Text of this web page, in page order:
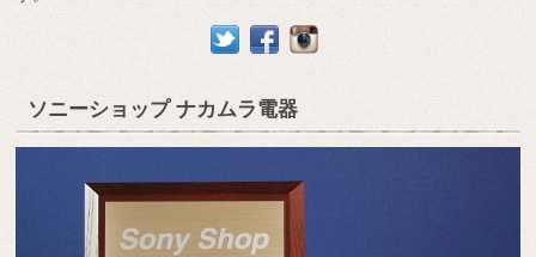
ソニーショップ ナカムラ電器